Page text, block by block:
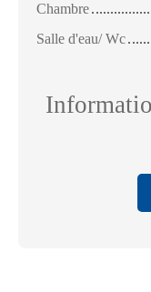
Chambre
Salle d'eau/ Wc